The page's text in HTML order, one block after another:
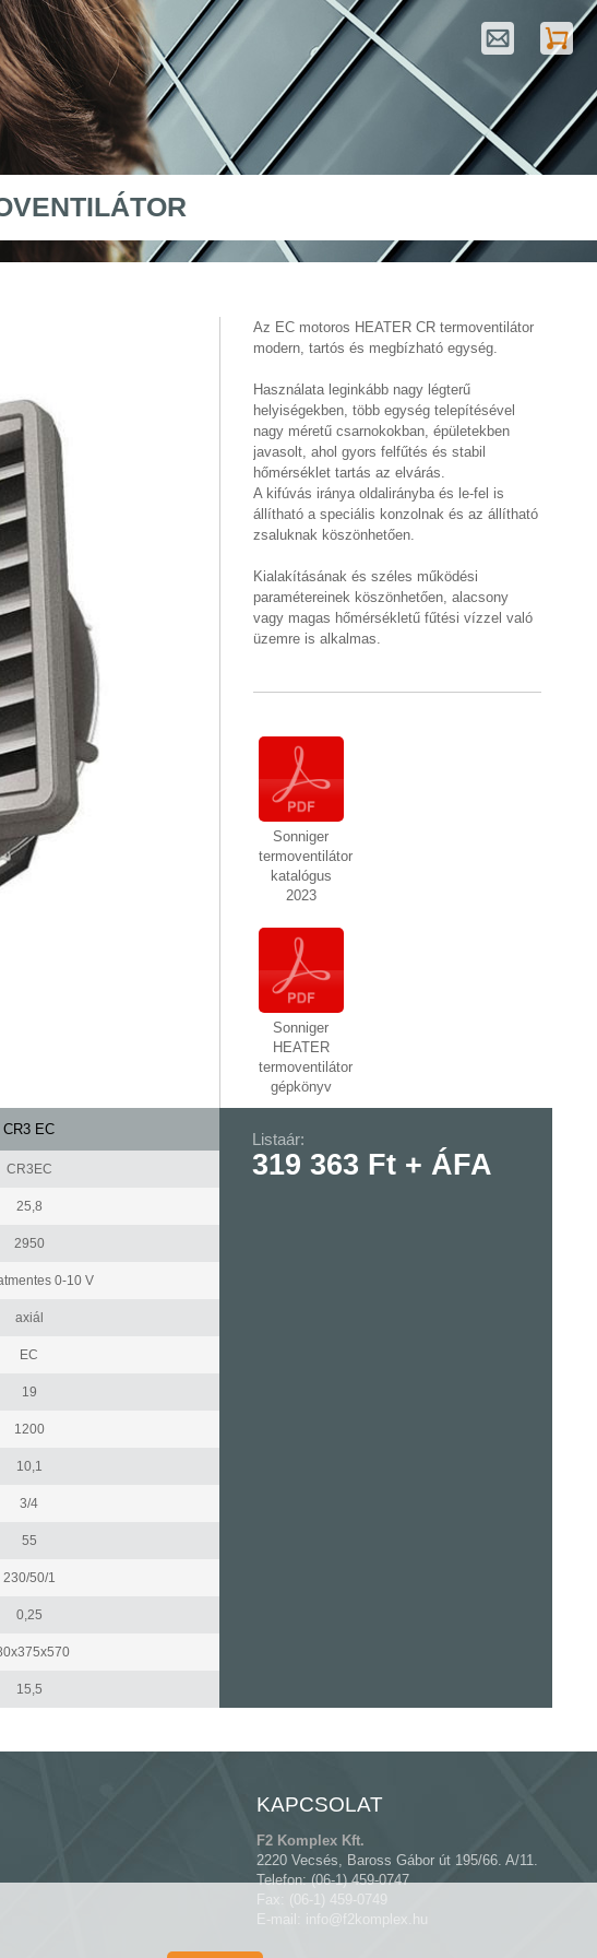
Az EC motoros HEATER CR termoventilátor
modern, tartós és megbízható egység.
Használata leginkább nagy légterű
helyiségekben, több egység telepítésével
nagy méretű csarnokokban, épületekben
javasolt, ahol gyors felfűtés és stabil
hőmérséklet tartás az elvárás.
A kifúvás iránya oldalirányba és le-fel is
állítható a speciális konzolnak és az állítható
zsaluknak köszönhetően.
Kialakításának és széles működési
paramétereinek köszönhetően, alacsony
vagy magas hőmérsékletű fűtési vízzel való
üzemre is alkalmas.
Sonniger
termoventilátor
katalógus
2023
Sonniger
HEATER
termoventilátor
gépkönyv
CR3 EC
CR3EC
25,8
2950
0-10 V
axiál
EC
19
1200
10,1
3/4
55
230/50/1
0,25
15,5
Listaár:
319 363 Ft + ÁFA
KAPCSOLAT
F2 Komplex Kft.
2220 Vecsés, Baross Gábor út 195/66. A/11.
Telefon: (06-1) 459-0747
Fax: (06-1) 459-0749
E-mail: info@f2komplex.hu